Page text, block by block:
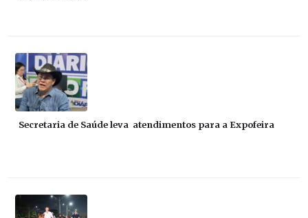
Secretaria de Saúde leva atendimentos para a Expofeira